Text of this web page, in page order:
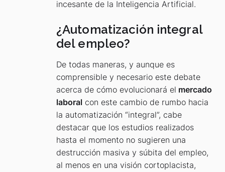
incesante de la Inteligencia Artificial.
¿Automatización integral
del empleo?
De todas maneras, y aunque es
comprensible y necesario este debate
acerca de cómo evolucionará el mercado
laboral con este cambio de rumbo hacia
la automatización “integral”, cabe
destacar que los estudios realizados
hasta el momento no sugieren una
destrucción masiva y súbita del empleo,
al menos en una visión cortoplacista,